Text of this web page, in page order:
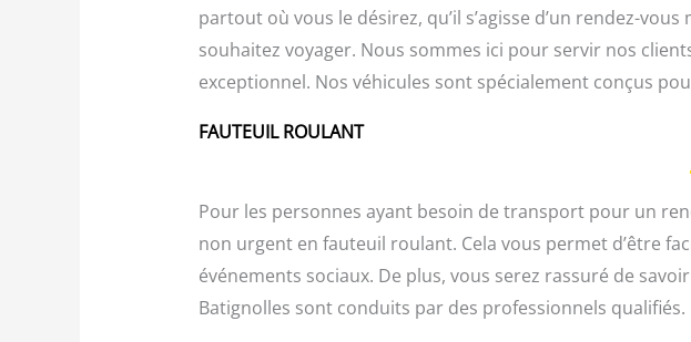
partout où vous le désirez, qu’il s’agisse d’un rendez-
souhaitez voyager. Nous sommes ici pour servir nos
exceptionnel. Nos véhicules sont spécialement conçus
FAUTEUIL ROULANT
Pour les personnes ayant besoin de transport pour un
non urgent en fauteuil roulant. Cela vous permet d’être
événements sociaux. De plus, vous serez rassuré de
Batignolles sont conduits par des professionnels qualifiés.